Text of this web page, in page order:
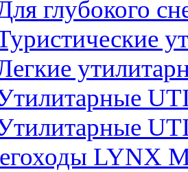
глубокого
LYNX